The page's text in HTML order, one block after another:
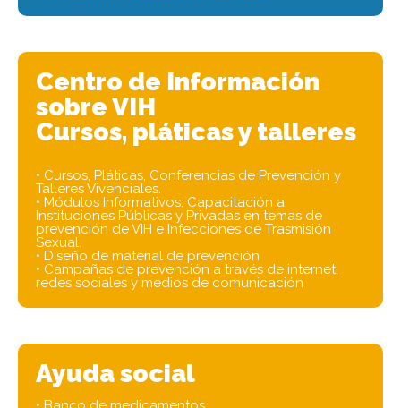
Centro de Información
sobre VIH
Cursos, pláticas y talleres
• Cursos, Pláticas, Conferencias de Prevención y
Talleres Vivenciales.
• Módulos Informativos. Capacitación a
Instituciones Públicas y Privadas en temas de
prevención de VIH e Infecciones de Trasmisión
Sexual.
• Diseño de material de prevención
• Campañas de prevención a través de internet,
redes sociales y medios de comunicación
Ayuda social